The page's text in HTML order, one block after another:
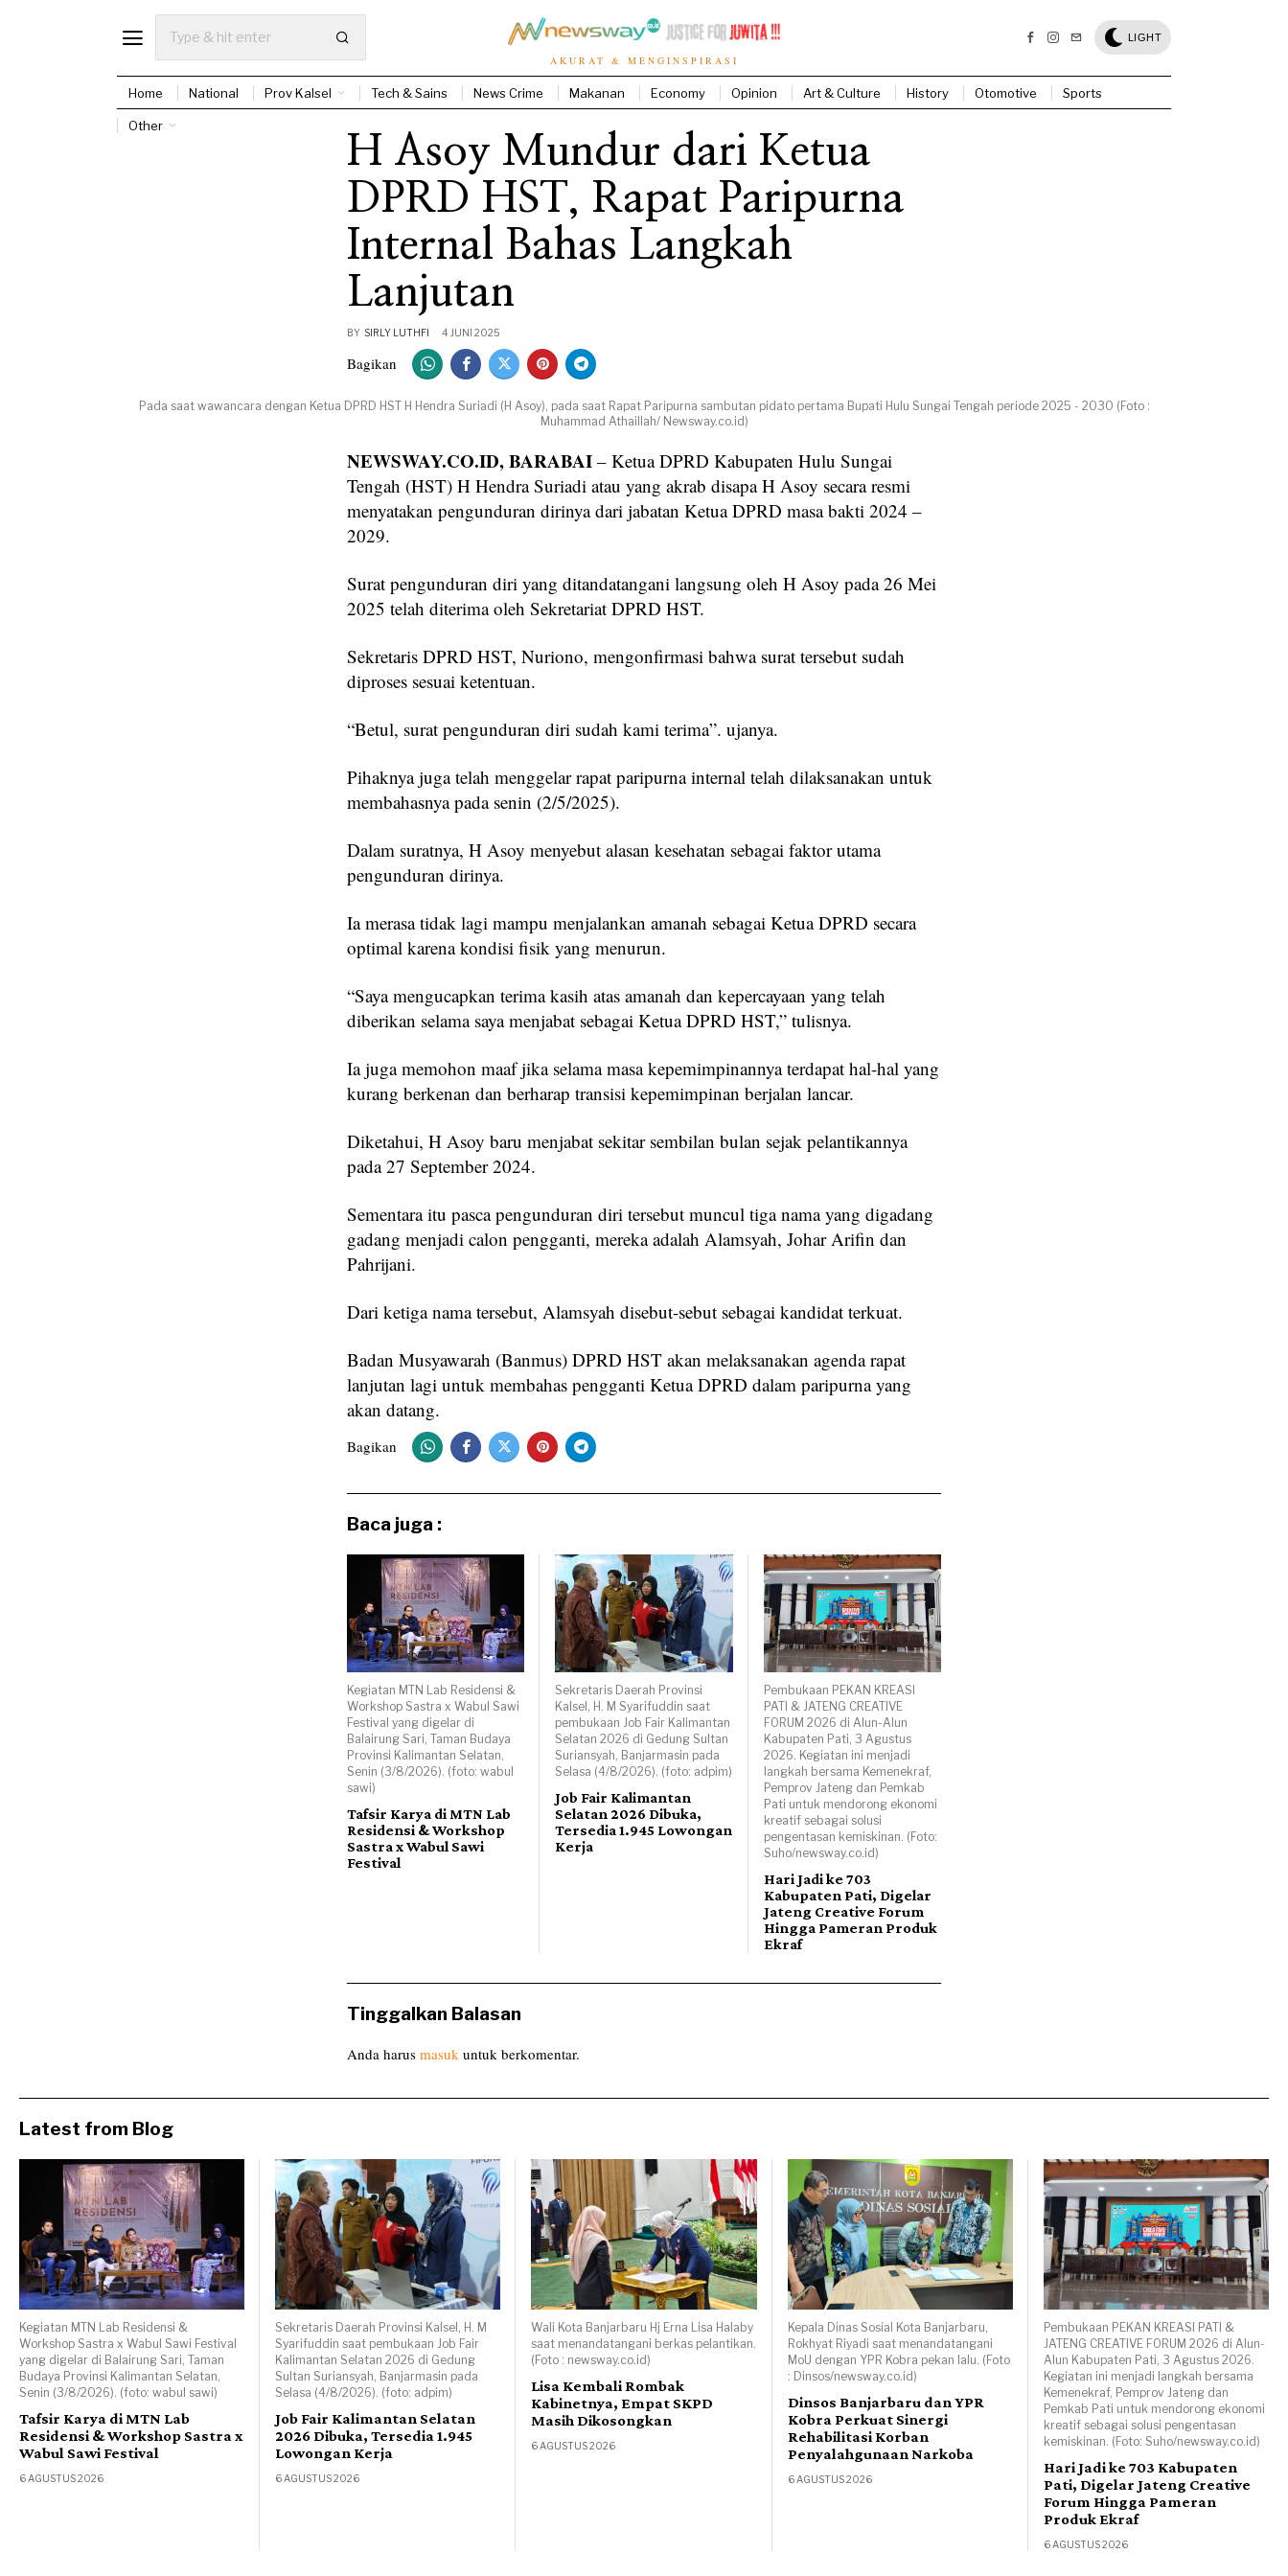
AKURAT & MENGINSPIRASI
LIGHT
Home National Prov Kalsel Tech & Sains News Crime Makanan Economy Opinion Art & Culture History Otomotive Sports
Other
H Asoy Mundur dari Ketua
DPRD HST, Rapat Paripurna
Internal Bahas Langkah
Lanjutan
BY SIRLY LUTHFI 4 JUNI 2025
Bagikan
Pada saat wawancara dengan Ketua DPRD HST H Hendra Suriadi (H Asoy), pada saat Rapat Paripurna sambutan pidato pertama Bupati Hulu Sungai Tengah periode 2025 - 2030 (Foto :
Muhammad Athaillah/ Newsway.co.id)
NEWSWAY.CO.ID, BARABAI – Ketua DPRD Kabupaten Hulu Sungai
Tengah (HST) H Hendra Suriadi atau yang akrab disapa H Asoy secara resmi
menyatakan pengunduran dirinya dari jabatan Ketua DPRD masa bakti 2024 –
2029.
Surat pengunduran diri yang ditandatangani langsung oleh H Asoy pada 26 Mei
2025 telah diterima oleh Sekretariat DPRD HST.
Sekretaris DPRD HST, Nuriono, mengonfirmasi bahwa surat tersebut sudah
diproses sesuai ketentuan.
“Betul, surat pengunduran diri sudah kami terima”. ujanya.
Pihaknya juga telah menggelar rapat paripurna internal telah dilaksanakan untuk
membahasnya pada senin (2/5/2025).
Dalam suratnya, H Asoy menyebut alasan kesehatan sebagai faktor utama
pengunduran dirinya.
Ia merasa tidak lagi mampu menjalankan amanah sebagai Ketua DPRD secara
optimal karena kondisi fisik yang menurun.
“Saya mengucapkan terima kasih atas amanah dan kepercayaan yang telah
diberikan selama saya menjabat sebagai Ketua DPRD HST,” tulisnya.
Ia juga memohon maaf jika selama masa kepemimpinannya terdapat hal-hal yang
kurang berkenan dan berharap transisi kepemimpinan berjalan lancar.
Diketahui, H Asoy baru menjabat sekitar sembilan bulan sejak pelantikannya
pada 27 September 2024.
Sementara itu pasca pengunduran diri tersebut muncul tiga nama yang digadang
gadang menjadi calon pengganti, mereka adalah Alamsyah, Johar Arifin dan
Pahrijani.
Dari ketiga nama tersebut, Alamsyah disebut-sebut sebagai kandidat terkuat.
Badan Musyawarah (Banmus) DPRD HST akan melaksanakan agenda rapat
lanjutan lagi untuk membahas pengganti Ketua DPRD dalam paripurna yang
akan datang.
Bagikan
Baca juga :
Kegiatan MTN Lab Residensi &
Workshop Sastra x Wabul Sawi
Festival yang digelar di
Balairung Sari, Taman Budaya
Provinsi Kalimantan Selatan,
Senin (3/8/2026). (foto: wabul
sawi)
Tafsir Karya di MTN Lab
Residensi & Workshop
Sastra x Wabul Sawi
Festival
Sekretaris Daerah Provinsi
Kalsel, H. M Syarifuddin saat
pembukaan Job Fair Kalimantan
Selatan 2026 di Gedung Sultan
Suriansyah, Banjarmasin pada
Selasa (4/8/2026). (foto: adpim)
Job Fair Kalimantan
Selatan 2026 Dibuka,
Tersedia 1.945 Lowongan
Kerja
Pembukaan PEKAN KREASI
PATI & JATENG CREATIVE
FORUM 2026 di Alun-Alun
Kabupaten Pati, 3 Agustus
2026. Kegiatan ini menjadi
langkah bersama Kemenekraf,
Pemprov Jateng dan Pemkab
Pati untuk mendorong ekonomi
kreatif sebagai solusi
pengentasan kemiskinan. (Foto:
Suho/newsway.co.id)
Hari Jadi ke 703
Kabupaten Pati, Digelar
Jateng Creative Forum
Hingga Pameran Produk
Ekraf
Tinggalkan Balasan
Anda harus masuk untuk berkomentar.
Latest from Blog
Kegiatan MTN Lab Residensi &
Workshop Sastra x Wabul Sawi Festival
yang digelar di Balairung Sari, Taman
Budaya Provinsi Kalimantan Selatan,
Senin (3/8/2026). (foto: wabul sawi)
Tafsir Karya di MTN Lab
Residensi & Workshop Sastra x
Wabul Sawi Festival
6 AGUSTUS 2026
Sekretaris Daerah Provinsi Kalsel, H. M
Syarifuddin saat pembukaan Job Fair
Kalimantan Selatan 2026 di Gedung
Sultan Suriansyah, Banjarmasin pada
Selasa (4/8/2026). (foto: adpim)
Job Fair Kalimantan Selatan
2026 Dibuka, Tersedia 1.945
Lowongan Kerja
6 AGUSTUS 2026
Wali Kota Banjarbaru Hj Erna Lisa Halaby
saat menandatangani berkas pelantikan.
(Foto : newsway.co.id)
Lisa Kembali Rombak
Kabinetnya, Empat SKPD
Masih Dikosongkan
6 AGUSTUS 2026
Kepala Dinas Sosial Kota Banjarbaru,
Rokhyat Riyadi saat menandatangani
MoU dengan YPR Kobra pekan lalu. (Foto
: Dinsos/newsway.co.id)
Dinsos Banjarbaru dan YPR
Kobra Perkuat Sinergi
Rehabilitasi Korban
Penyalahgunaan Narkoba
6 AGUSTUS 2026
Pembukaan PEKAN KREASI PATI &
JATENG CREATIVE FORUM 2026 di Alun-
Alun Kabupaten Pati, 3 Agustus 2026.
Kegiatan ini menjadi langkah bersama
Kemenekraf, Pemprov Jateng dan
Pemkab Pati untuk mendorong ekonomi
kreatif sebagai solusi pengentasan
kemiskinan. (Foto: Suho/newsway.co.id)
Hari Jadi ke 703 Kabupaten
Pati, Digelar Jateng Creative
Forum Hingga Pameran
Produk Ekraf
6 AGUSTUS 2026